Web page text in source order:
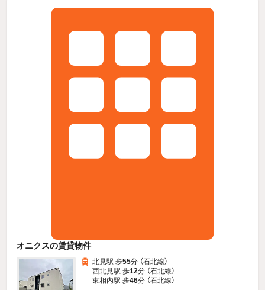
オニクスの賃貸物件
北見駅 歩55分 （石北線）
西北見駅 歩12分 （石北線）
東相内駅 歩46分 （石北線）